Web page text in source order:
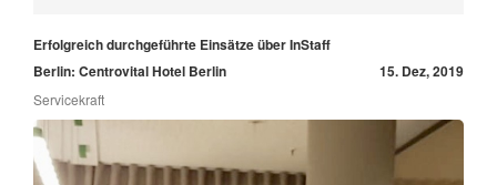
Erfolgreich durchgeführte Einsätze über InStaff
Berlin: Centrovital Hotel Berlin
15. Dez, 2019
Servicekraft